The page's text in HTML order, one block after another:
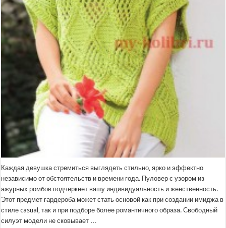
Каждая девушка стремиться выглядеть стильно, ярко и эффектно
независимо от обстоятельств и времени года. Пуловер с узором из
ажурных ромбов подчеркнет вашу индивидуальность и женственность.
Этот предмет гардероба может стать основой как при создании имиджа в
стиле casual, так и при подборе более романтичного образа. Свободный
силуэт модели не сковывает …